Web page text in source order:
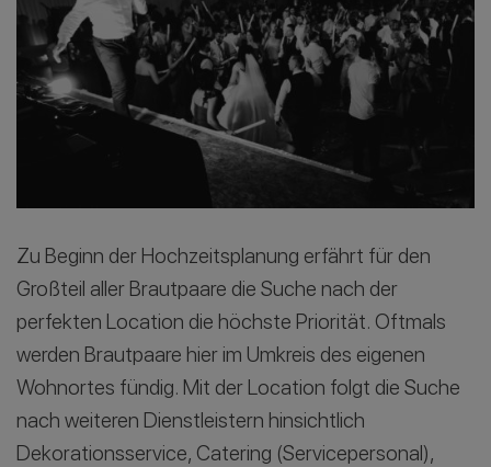
Zu Beginn der Hochzeitsplanung erfährt für den
Großteil aller Brautpaare die Suche nach der
perfekten Location die höchste Priorität. Oftmals
werden Brautpaare hier im Umkreis des eigenen
Wohnortes fündig. Mit der Location folgt die Suche
nach weiteren Dienstleistern hinsichtlich
Dekorationsservice, Catering (Servicepersonal),